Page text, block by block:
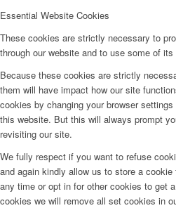
Essential Website Cookies
These cookies are strictly necessary to
through our website and to use some of its
Because these cookies are strictly
them will have impact how our site
cookies by changing your browser
this website. But this will always prompt
revisiting our site.
We fully respect if you want to refuse
and again kindly allow us to store a
any time or opt in for other cookies to get
cookies we will remove all set cookies in